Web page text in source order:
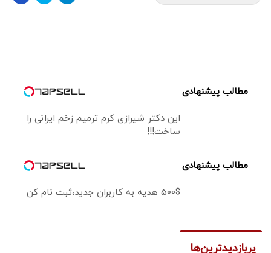
مطالب پیشنهادی
این دکتر شیرازی کرم ترمیم زخم ایرانی را
ساخت!!!
مطالب پیشنهادی
500$ هدیه به کاربران جدید،ثبت نام کن
پربازدیدترین‌ها